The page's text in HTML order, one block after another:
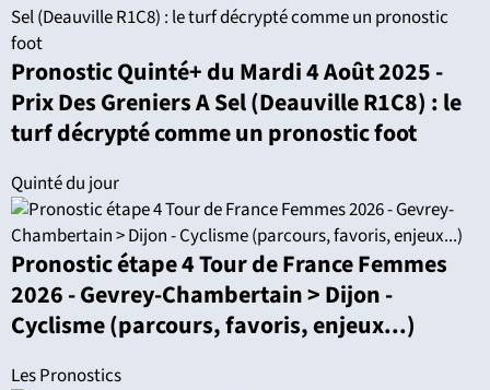
Pronostic Quinté+ du Mardi 4 Août 2025 -
Prix Des Greniers A Sel (Deauville R1C8) : le
turf décrypté comme un pronostic foot
Quinté du jour
Pronostic étape 4 Tour de France Femmes
2026 - Gevrey-Chambertain > Dijon -
Cyclisme (parcours, favoris, enjeux...)
Les Pronostics